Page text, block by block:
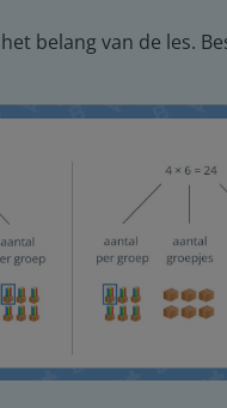
belang van de les.